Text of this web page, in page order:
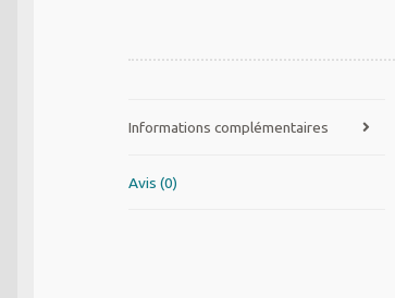
Informations complémentaires
Avis (0)